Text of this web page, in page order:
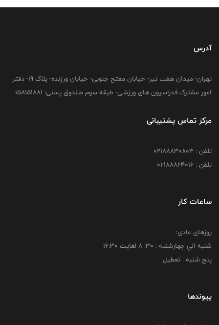
آدرس
تهران- میدان هفت تیر- خیابان مفتح جنوبی- خیابان ورزنده- پلاک 19- دفتر
امور مشترک فدراسیون های ورزشی- طبقه سوم صندوق پستی: 158151881
مرکز تماس پشتیبانی
تلفن : 02188830803
تلفن : 02188824016
ساعات کار
روزهای عادی:
شنبه الي چهارشنبه : 30: 8 لغايت 16:30
پنج شنبه : تعطیل
پیوندها